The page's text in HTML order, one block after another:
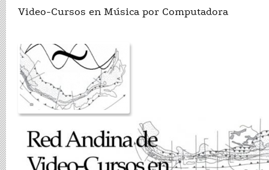
Video-Cursos en Música por Computadora